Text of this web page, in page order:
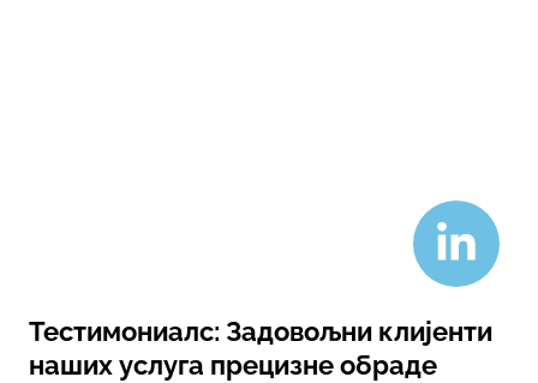
Тестимониалс: Задовољни клијенти
наших услуга прецизне обраде